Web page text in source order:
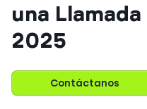
una
2025
Contáctanos